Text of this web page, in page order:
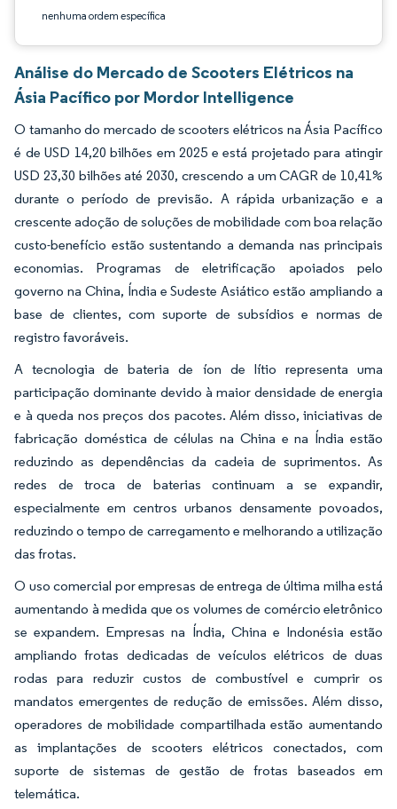
nenhuma ordem específica
Análise do Mercado de Scooters Elétricos na
Ásia Pacífico por Mordor Intelligence
O tamanho do mercado de scooters elétricos na Ásia Pacífico
é de USD 14,20 bilhões em 2025 e está projetado para atingir
USD 23,30 bilhões até 2030, crescendo a um CAGR de 10,41%
durante o período de previsão. A rápida urbanização e a
crescente adoção de soluções de mobilidade com boa relação
custo-benefício estão sustentando a demanda nas principais
economias. Programas de eletrificação apoiados pelo
governo na China, Índia e Sudeste Asiático estão ampliando a
base de clientes, com suporte de subsídios e normas de
registro favoráveis.
A tecnologia de bateria de íon de lítio representa uma
participação dominante devido à maior densidade de energia
e à queda nos preços dos pacotes. Além disso, iniciativas de
fabricação doméstica de células na China e na Índia estão
reduzindo as dependências da cadeia de suprimentos. As
redes de troca de baterias continuam a se expandir,
especialmente em centros urbanos densamente povoados,
reduzindo o tempo de carregamento e melhorando a utilização
das frotas.
O uso comercial por empresas de entrega de última milha está
aumentando à medida que os volumes de comércio eletrônico
se expandem. Empresas na Índia, China e Indonésia estão
ampliando frotas dedicadas de veículos elétricos de duas
rodas para reduzir custos de combustível e cumprir os
mandatos emergentes de redução de emissões. Além disso,
operadores de mobilidade compartilhada estão aumentando
as implantações de scooters elétricos conectados, com
suporte de sistemas de gestão de frotas baseados em
telemática.